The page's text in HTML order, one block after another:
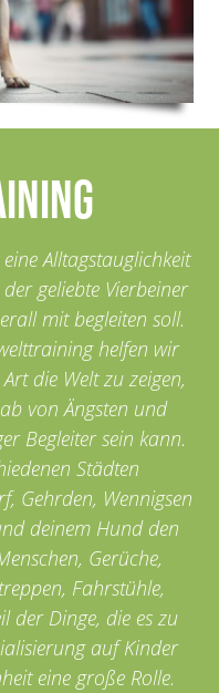
Alltagstauglichkeit
geliebte Vierbeiner
mit begleiten soll.
helfen wir
die Welt zu zeigen,
von Ängsten und
Begleiter sein kann.
Städten
Gehrden, Wennigsen
deinem Hund den
Gerüche,
Fahrstühle,
der Dinge, die es zu
auf Kinder
eine große Rolle.